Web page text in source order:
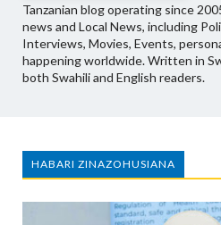
Tanzanian blog operating since
news and Local News, including
Interviews, Movies, Events,
happening worldwide. Written in
both Swahili and English readers.
HABARI ZINAZOHUSIANA